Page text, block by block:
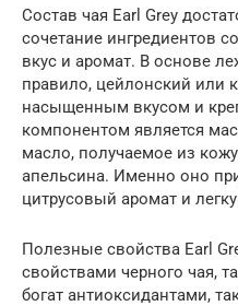
Состав чая Earl Grey
сочетание ингредиентов
вкус и аромат. В основе
правило, цейлонский или
насыщенным вкусом и
компонентом является
масло, получаемое из
апельсина. Именно оно
цитрусовый аромат и
Полезные свойства Earl
свойствами черного чая,
богат антиоксидантами,